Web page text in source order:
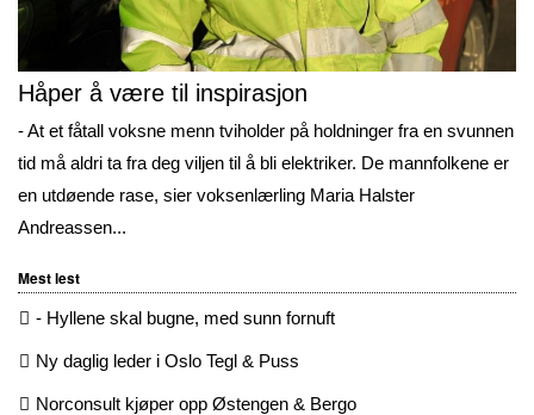
Håper å være til inspirasjon
- At et fåtall voksne menn tviholder på holdninger fra en svunnen
tid må aldri ta fra deg viljen til å bli elektriker. De mannfolkene er
en utdøende rase, sier voksenlærling Maria Halster
Andreassen...
Mest lest
- Hyllene skal bugne, med sunn fornuft
Ny daglig leder i Oslo Tegl & Puss
Norconsult kjøper opp Østengen & Bergo